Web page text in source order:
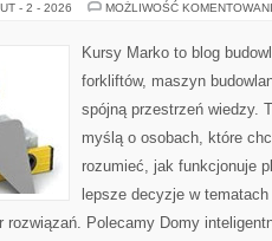
- 2 - 2026 MOŻLIWOŚĆ
Kursy Marko to blog
forkliftów, maszyn
spójną przestrzeń wiedzy.
myślą o osobach, które
rozumieć, jak funkcjonuje
lepsze decyzje w
rozwiązań. Polecamy Domy